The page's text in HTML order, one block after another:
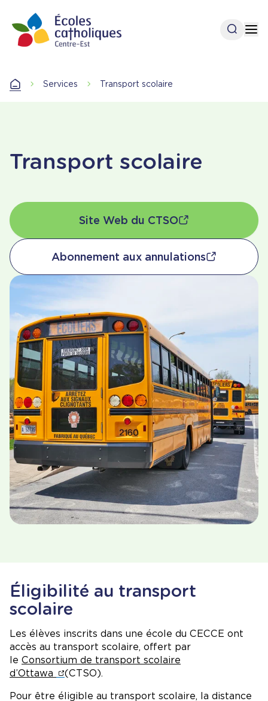
contenu
principal
Ouvrir
AccueilServices Transport scolaire
Transport scolaire
Site Web du CTSO
Abonnement aux annulations
Éligibilité au transport
scolaire
Les élèves inscrits dans une école du CECCE ont
accès au transport scolaire, offert par
le Consortium de transport scolaire
d’Ottawa
(CTSO).
Pour être éligible au transport scolaire, la distance